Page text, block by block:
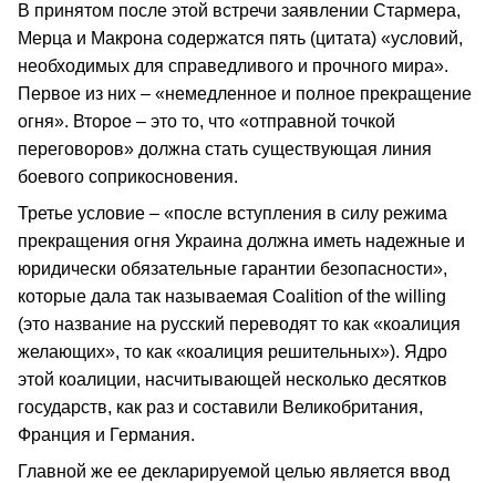
В принятом после этой встречи заявлении Стармера,
Мерца и Макрона содержатся пять (цитата) «условий,
необходимых для справедливого и прочного мира».
Первое из них – «немедленное и полное прекращение
огня». Второе – это то, что «отправной точкой
переговоров» должна стать существующая линия
боевого соприкосновения.
Третье условие – «после вступления в силу режима
прекращения огня Украина должна иметь надежные и
юридически обязательные гарантии безопасности»,
которые дала так называемая Coalition of the willing
(это название на русский переводят то как «коалиция
желающих», то как «коалиция решительных»). Ядро
этой коалиции, насчитывающей несколько десятков
государств, как раз и составили Великобритания,
Франция и Германия.
Главной же ее декларируемой целью является ввод